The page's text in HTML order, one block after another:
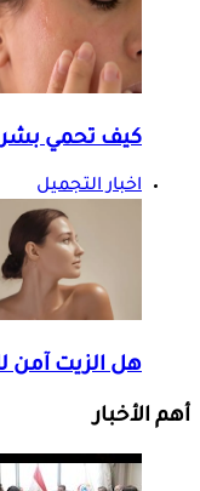
كيف تحمي
اخبار التجميل
هل الزيت آمن
أهم الأخبار